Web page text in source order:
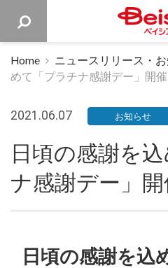
Home ニュースリリース・
めて「プラチナ感謝デー」開催
2021.06.07 お知らせ
日頃の感謝を
ナ感謝デー」
日頃の感謝を込